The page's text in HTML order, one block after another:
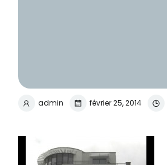
admin février 25, 2014